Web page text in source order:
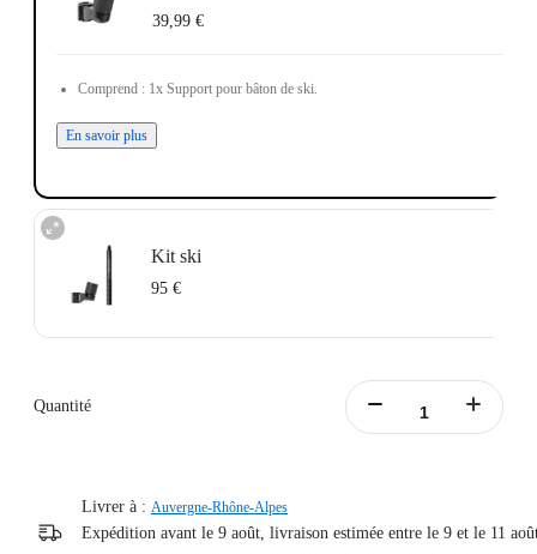
39,99 €
Comprend : 1x Support pour bâton de ski.
En savoir plus
Kit ski
95 €
En savoir plus
Quantité
Livrer à : Auvergne-Rhône-Alpes
Expédition avant le 9 août, livraison estimée entre le 9 et le 11